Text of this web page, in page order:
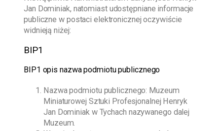
Jan Dominiak, natomiast udostępniane informacje
publiczne w postaci elektronicznej oczywiście
widnieją niżej:
BIP1
BIP1 opis nazwa podmiotu publicznego
Nazwa podmiotu publicznego: Muzeum
Miniaturowej Sztuki Profesjonalnej Henryk
Jan Dominiak w Tychach nazywanego dalej
Muzeum.